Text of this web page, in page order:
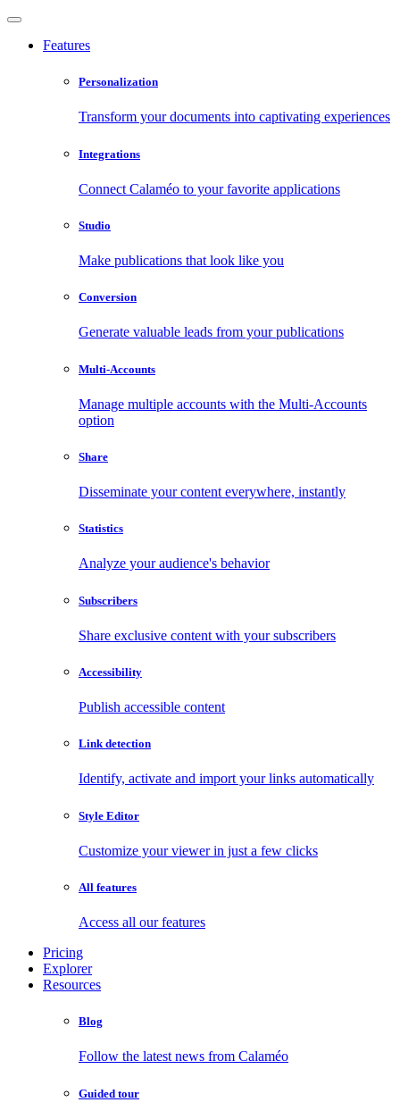
Features
Personalization
Transform your documents into captivating experiences
Integrations
Connect Calaméo to your favorite applications
Studio
Make publications that look like you
Conversion
Generate valuable leads from your publications
Multi-Accounts
Manage multiple accounts with the Multi-Accounts
option
Share
Disseminate your content everywhere, instantly
Statistics
Analyze your audience's behavior
Subscribers
Share exclusive content with your subscribers
Accessibility
Publish accessible content
Link detection
Identify, activate and import your links automatically
Style Editor
Customize your viewer in just a few clicks
All features
Access all our features
Pricing
Explorer
Resources
Blog
Follow the latest news from Calaméo
Guided tour